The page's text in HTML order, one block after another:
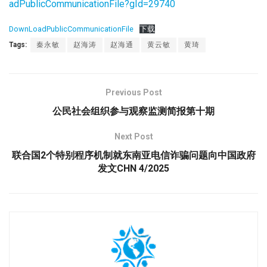
adPublicCommunicationFile?gId=29740
DownLoadPublicCommunicationFile 下载
Tags: 秦永敏 赵海涛 赵海通 黄云敏 黄琦
Previous Post
公民社会组织参与观察监测简报第十期
Next Post
联合国2个特别程序机制就东南亚电信诈骗问题向中国政府
发文CHN 4/2025